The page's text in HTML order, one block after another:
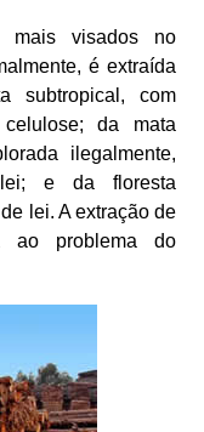
visados no
é extraída
subtropical, com
da mata
ilegalmente,
e da floresta
lei. A extração de
ao problema do